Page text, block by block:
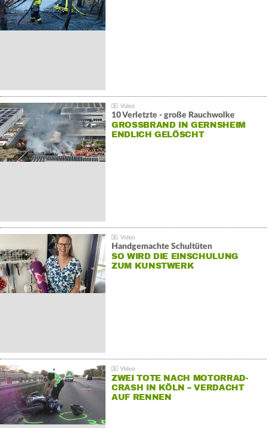
10 Verletzte - große Rauchwolke
GROSSBRAND IN GERNSHEIM E
NDLICH GELÖSCHT
Handgemachte Schultüten
SO WIRD DIE EINSCHULUNG
ZUM KUNSTWERK
ZWEI TOTE NACH MOTORRAD-
CRASH IN KÖLN – VERDACHT
AUF RENNEN